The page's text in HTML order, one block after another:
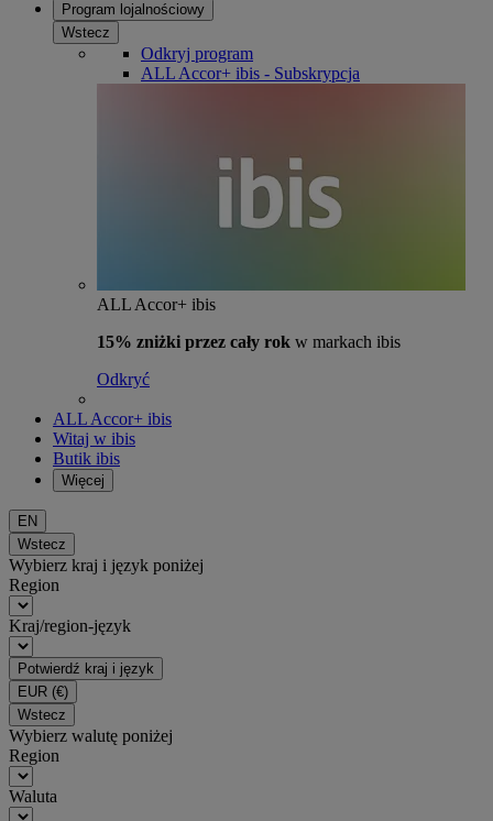
Program lojalnościowy
Wstecz
Odkryj program
ALL Accor+ ibis - Subskrypcja
ALL Accor+ ibis
15% zniżki przez cały rok w markach ibis
Odkryć
ALL Accor+ ibis
Witaj w ibis
Butik ibis
Więcej
EN
Wstecz
Wybierz kraj i język poniżej
Region
Kraj/region-język
Potwierdź kraj i język
EUR (€)
Wstecz
Wybierz walutę poniżej
Region
Waluta